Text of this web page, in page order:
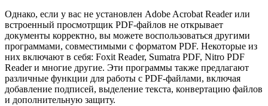
Однако, если у вас не установлен Adobe Acrobat Reader или
встроенный просмотрщик PDF-файлов не открывает
документы корректно, вы можете воспользоваться другими
программами, совместимыми с форматом PDF. Некоторые из
них включают в себя: Foxit Reader, Sumatra PDF, Nitro PDF
Reader и многие другие. Эти программы также предлагают
различные функции для работы с PDF-файлами, включая
добавление подписей, выделение текста, конвертацию файлов
и дополнительную защиту.